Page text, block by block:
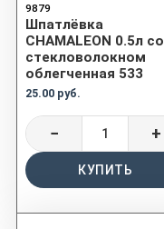
9879
Шпатлёвка
CHAMALEON 0.5л со
стекловолокном
облегченная 533
25.00 руб.
− +
КУПИТЬ